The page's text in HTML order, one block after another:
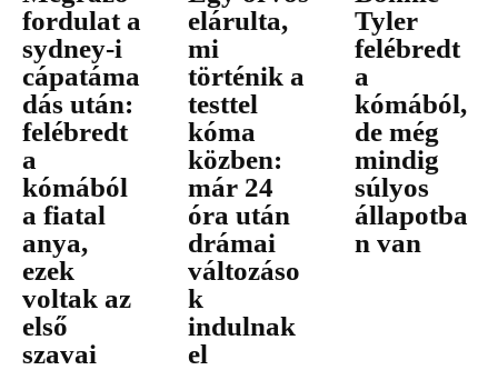
fordulat a
sydney-i
cápatáma
dás után:
felébredt
a
kómából
a fiatal
anya,
ezek
voltak az
első
szavai
elárulta,
mi
történik a
testtel
kóma
közben:
már 24
óra után
drámai
változáso
k
indulnak
el
Tyler
felébredt
a
kómából,
de még
mindig
súlyos
állapotba
n van